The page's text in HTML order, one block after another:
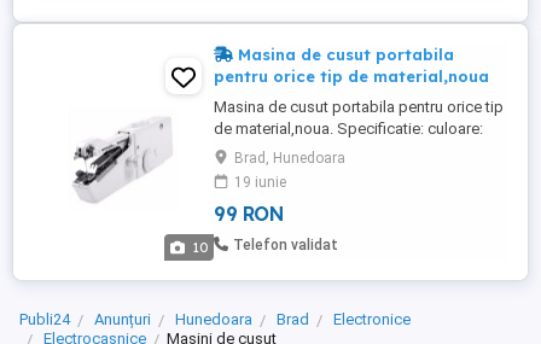
10
Masina de cusut portabila
pentru orice tip de material,noua
Masina de cusut portabila pentru orice tip
de material,noua. Specificatie: culoare:
alb; alimentarea cu energie: 4x adaptor de
alimentare AA sau DC 6V 600mA (nu este
inclus); dimensiuni (L / H / W): 21 x 7,5 x
3,3 cm; greutate: 300 g. Include: bobine de
filet, ac de rezerva, suport mare pentru
Brad, Hunedoara
19 iunie
99 RON
Telefon validat
Publi24 Anunțuri Hunedoara Brad
Electronice
Electrocasnice
Masini de cusut